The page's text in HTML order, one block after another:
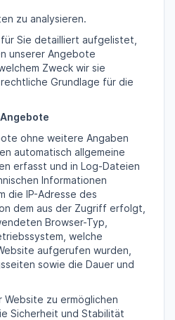
zu analysieren.
Sie detailliert aufgelistet,
unserer Angebote
Zweck wir sie
Grundlage für die
ohne weitere Angaben
automatisch allgemeine
erfasst und in Log-Dateien
Informationen
die IP-Adresse des
dem aus der Zugriff erfolgt,
Browser-Typ,
welche
aufgerufen wurden,
sowie die Dauer und
Website zu ermöglichen
Sicherheit und Stabilität